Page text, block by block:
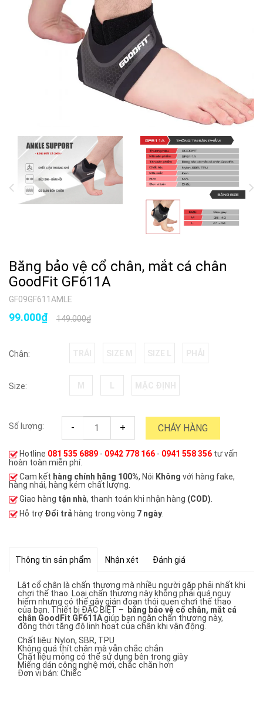
Băng bảo vệ cổ chân, mắt cá chân
GoodFit GF611A
GF09GF611AMLE
149.000₫
99.000₫
Chân:
Size:
Số lượng: - + CHÁY HÀNG
Hotline 081 535 6889 - 0942 778 166 - 0941 558 356 tư vấn
hoàn toàn miễn phí.
Cam kết hàng chính hãng 100%, Nói Không với hàng fake,
hàng nhái, hàng kém chất lượng.
Giao hàng tận nhà, thanh toán khi nhận hàng (COD).
Hỗ trợ Đổi trả hàng trong vòng 7 ngày
Thông tin sản phẩm Nhận xét Đánh giá
Lật cổ chân là chấn thương mà nhiều người gặp phải nhất khi
chơi thể thao. Loại chấn thương này không phải quá nguy
hiểm nhưng có thể gây gián đoạn thói quen chơi thể thao
của bạn. Thiết bị ĐẶC BIỆT –
băng bảo vệ cổ chân, mắt cá
chân GoodFit GF611Agiúp bạn ngăn chấn thương này,
đồng thời tăng độ linh hoạt của chân khi vận động.
Chất liệu: Nylon, SBR, TPU
Không quá thít chân mà vẫn chắc chắn
Chất liệu mỏng có thể sử dụng bên trong giày
Miếng dán công nghệ mới, chắc chắn hơn
Đơn vị bán: Chiếc